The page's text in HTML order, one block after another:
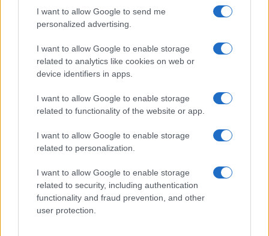
I want to allow Google to send me
personalized advertising.
I want to allow Google to enable storage
related to analytics like cookies on web or
device identifiers in apps.
I want to allow Google to enable storage
related to functionality of the website or app.
I want to allow Google to enable storage
related to personalization.
I want to allow Google to enable storage
related to security, including authentication
functionality and fraud prevention, and other
user protection.
Nyugati GSM
300.000 Ft (új)
Apple iPhone 17